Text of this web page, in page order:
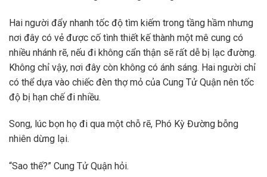
Hai người đẩy nhanh tốc độ tìm kiếm trong tầng hầm nhưng
nơi đây có vẻ được cố tình thiết kế thành một mê cung có
nhiều nhánh rẽ, nếu đi không cẩn thận sẽ rất dễ bị lạc đường.
Không chỉ vậy, nơi đây còn không có ánh sáng. Hai người chỉ
có thể dựa vào chiếc đèn thợ mỏ của Cung Tử Quận nên tốc
độ bị hạn chế đi nhiều.
Song, lúc bọn họ đi qua một chỗ rẽ, Phó Kỳ Đường bỗng
nhiên dừng lại.
“Sao thế?” Cung Tử Quận hỏi.